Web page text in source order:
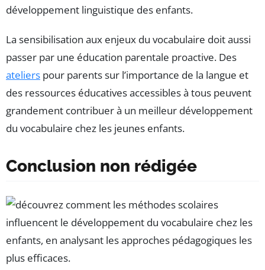
développement linguistique des enfants.
La sensibilisation aux enjeux du vocabulaire doit aussi
passer par une éducation parentale proactive. Des
ateliers pour parents sur l’importance de la langue et
des ressources éducatives accessibles à tous peuvent
grandement contribuer à un meilleur développement
du vocabulaire chez les jeunes enfants.
Conclusion non rédigée